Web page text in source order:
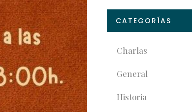
CATEGORÍAS
Charlas
General
Historia